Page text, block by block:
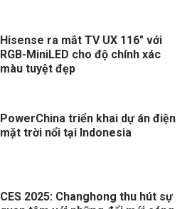
Hisense ra mắt TV UX 116" với
RGB-MiniLED cho độ chính xác
màu tuyệt đẹp
PowerChina triển khai dự án điện
mặt trời nổi tại Indonesia
CES 2025: Changhong thu hút sự